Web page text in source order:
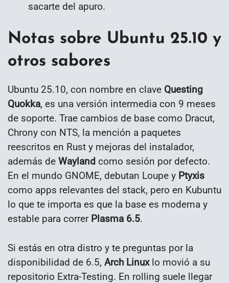
sacarte del apuro.
Notas sobre Ubuntu 25.10 y
otros sabores
Ubuntu 25.10, con nombre en clave Questing
Quokka, es una versión intermedia con 9 meses
de soporte. Trae cambios de base como Dracut,
Chrony con NTS, la mención a paquetes
reescritos en Rust y mejoras del instalador,
además de Wayland como sesión por defecto.
En el mundo GNOME, debutan Loupe y Ptyxis
como apps relevantes del stack, pero en Kubuntu
lo que te importa es que la base es moderna y
estable para correr Plasma 6.5.
Si estás en otra distro y te preguntas por la
disponibilidad de 6.5, Arch Linuxlo movió a su
repositorio Extra-Testing. En rolling suele llegar